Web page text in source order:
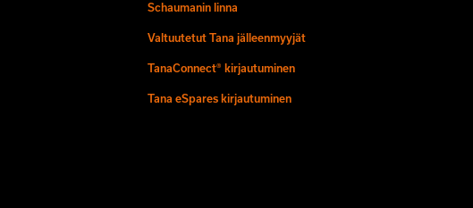
Schaumanin linna
Valtuutetut Tana jälleenmyyjät
TanaConnect® kirjautuminen
Tana eSpares kirjautuminen